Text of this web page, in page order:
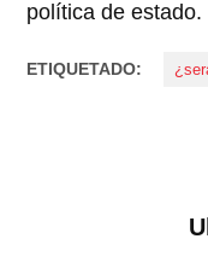
política de
ETIQUETADO: